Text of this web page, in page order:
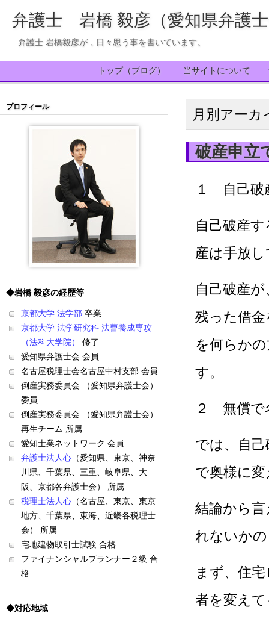
弁護士 岩橋 毅彦（愛知県弁護
弁護士 岩橋毅彦が，日々思う事を書いています。
トップ（ブログ） 当サイトについて
月別アー
破産申立
１ 自己破
自己破産
産は手放
自己破産
残った借
を何らか
す。
２ 無償で
では、自
で奥様に
結論から
れないか
まず、住
者を変え
プロフィール
◆岩橋 毅彦の経歴等
京都大学 法学部 卒業
京都大学 法学研究科 法曹養成専攻
（法科大学院）
修了
愛知県弁護士会 会員
名古屋税理士会名古屋中村支部 会員
倒産実務委員会 （愛知県弁護士会）
委員
倒産実務委員会 （愛知県弁護士会）
再生チーム 所属
愛知士業ネットワーク 会員
弁護士法人心 （愛知県、東京、神奈
川県、千葉県、三重、岐阜県、大
阪、京都各弁護士会） 所属
税理士法人心 （名古屋、東京、東京
地方、千葉県、東海、近畿各税理士
会） 所属
宅地建物取引士試験 合格
ファイナンシャルプランナー２級 合
格
◆対応地域